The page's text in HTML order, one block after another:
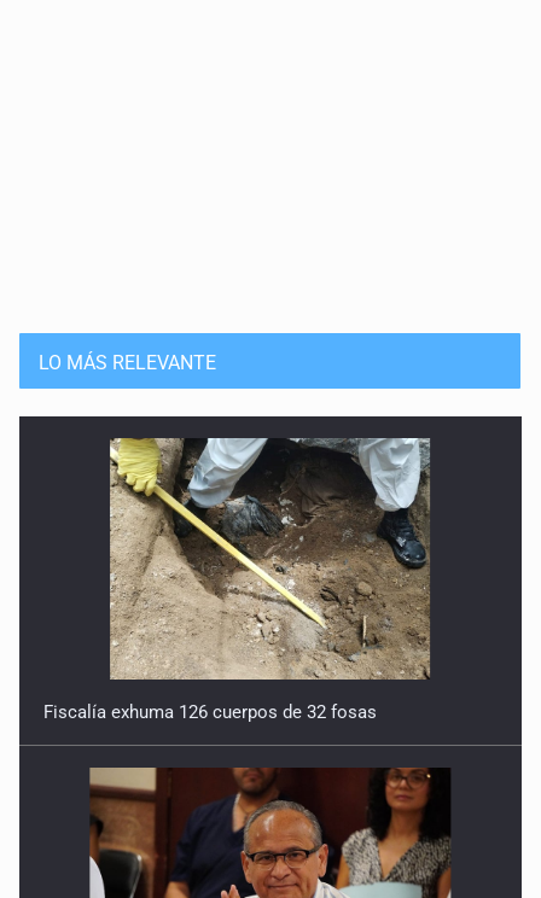
LO MÁS RELEVANTE
Fiscalía exhuma 126 cuerpos de 32 fosas